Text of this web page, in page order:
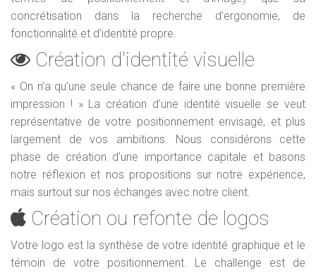
concrétisation dans la recherche d’ergonomie, de
fonctionnalité et d’identité propre.
Création d'identité visuelle
« On n’a qu’une seule chance de faire une bonne première
impression ! » La création d’une identité visuelle se veut
représentative de votre positionnement envisagé, et plus
largement de vos ambitions. Nous considérons cette
phase de création d’une importance capitale et basons
notre réflexion et nos propositions sur notre expérience,
mais surtout sur nos échanges avec notre client.
Création ou refonte de logos
Votre logo est la synthèse de votre identité graphique et le
témoin de votre positionnement. Le challenge est de